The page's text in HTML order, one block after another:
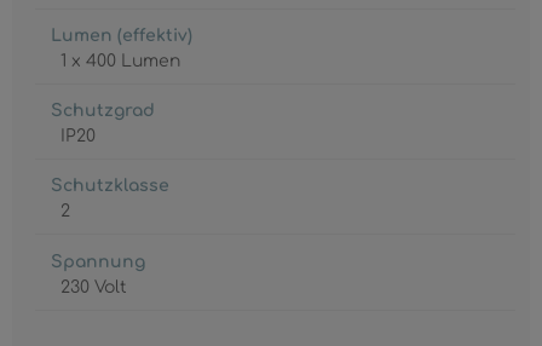
Lumen (effektiv)
1 x 400 Lumen
Schutzgrad
IP20
Schutzklasse
2
Spannung
230 Volt